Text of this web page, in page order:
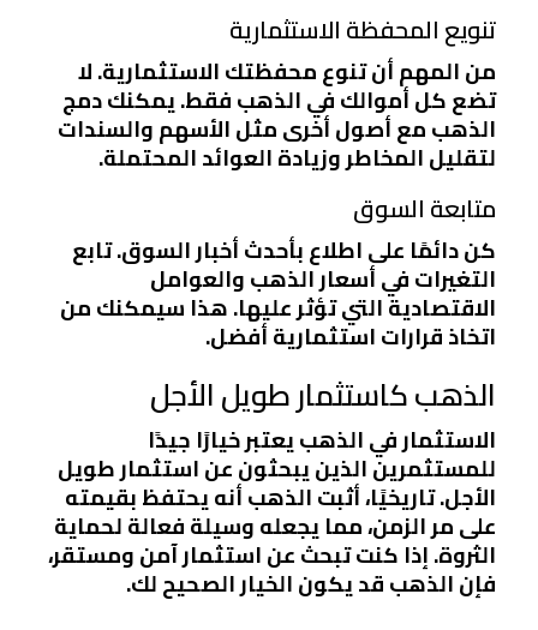
تنويع المحفظة الاستثمارية
من المهم أن تنوع محفظتك الاستثمارية. لا
تضع كل أموالك في الذهب فقط. يمكنك دمج
الذهب مع أصول أخرى مثل الأسهم والسندات
لتقليل المخاطر وزيادة العوائد المحتملة.
متابعة السوق
كن دائمًا على اطلاع بأحدث أخبار السوق. تابع
التغيرات في أسعار الذهب والعوامل
الاقتصادية التي تؤثر عليها. هذا سيمكنك من
اتخاذ قرارات استثمارية أفضل.
الذهب كاستثمار طويل الأجل
الاستثمار في الذهب يعتبر خيارًا جيدًا
للمستثمرين الذين يبحثون عن استثمار طويل
الأجل. تاريخيًا، أثبت الذهب أنه يحتفظ بقيمته
على مر الزمن، مما يجعله وسيلة فعالة لحماية
الثروة. إذا كنت تبحث عن استثمار آمن ومستقر،
فإن الذهب قد يكون الخيار الصحيح لك.